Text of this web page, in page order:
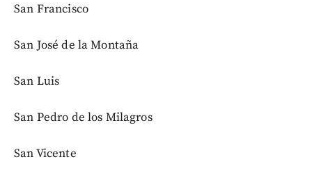
San Francisco
San José de la Montaña
San Luis
San Pedro de los Milagros
San Vicente